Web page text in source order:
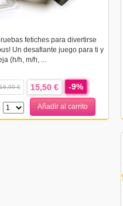
fetiches para divertirse
Un desafiante juego para ti y
(h/h, m/h, ...
€ 15,50 € -9%
Añadir al carrito